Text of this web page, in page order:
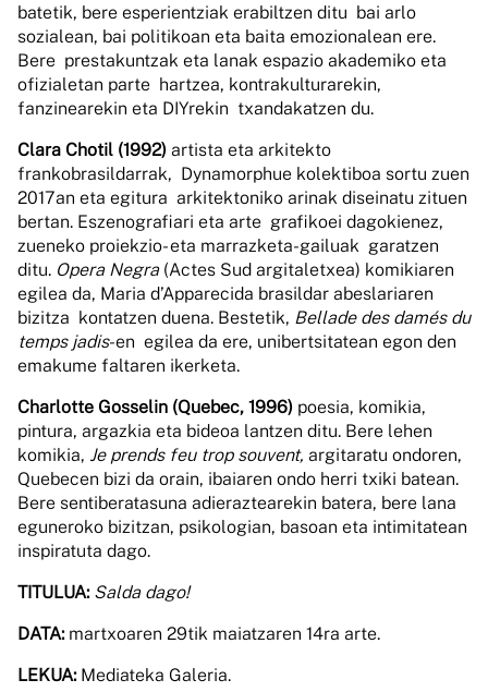
batetik, bere esperientziak erabiltzen ditu bai arlo
sozialean, bai politikoan eta baita emozionalean ere.
Bere prestakuntzak eta lanak espazio akademiko eta
ofizialetan parte hartzea, kontrakulturarekin,
fanzinearekin eta DIYrekin txandakatzen du.
Clara Chotil (1992) artista eta arkitekto
frankobrasildarrak, Dynamorphue kolektiboa sortu zuen
2017an eta egitura arkitektoniko arinak diseinatu zituen
bertan. Eszenografiari eta arte grafikoei dagokienez,
zueneko proiekzio- eta marrazketa-gailuak garatzen
ditu. Opera Negra (Actes Sud argitaletxea) komikiaren
egilea da, Maria d’Apparecida brasildar abeslariaren
bizitza kontatzen duena. Bestetik, Bellade des damés du
temps jadis-en egilea da ere, unibertsitatean egon den
emakume faltaren ikerketa.
Charlotte Gosselin (Quebec, 1996) poesia, komikia,
pintura, argazkia eta bideoa lantzen ditu. Bere lehen
komikia, Je prends feu trop souvent, argitaratu ondoren,
Quebecen bizi da orain, ibaiaren ondo herri txiki batean.
Bere sentiberatasuna adieraztearekin batera, bere lana
eguneroko bizitzan, psikologian, basoan eta intimitatean
inspiratuta dago.
TITULUA: Salda dago!
DATA: martxoaren 29tik maiatzaren 14ra arte.
LEKUA: Mediateka Galeria.